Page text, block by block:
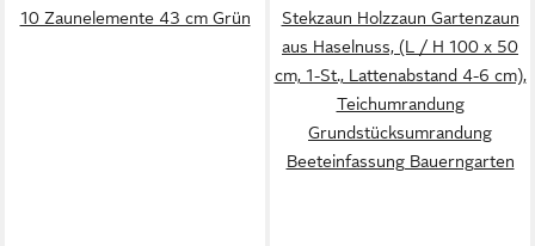
10 Zaunelemente 43 cm Grün
Stekzaun Holzzaun Gartenzaun
aus Haselnuss, (L / H 100 x 50
cm, 1-St., Lattenabstand 4-6 cm),
Teichumrandung
Grundstücksumrandung
Beeteinfassung Bauerngarten